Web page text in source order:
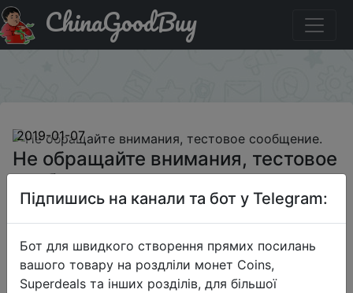
Промокод на знижку Xmas-wc Не обращайте
внимания, тестовое сообщение.
ChinaGoodBuy
2019-01-07
Не обращайте внимания, тестовое
сообщение.
$12.12
Підпишись на канали та бот у Telegram:
Бот для швидкого створення прямих посилань
вашого товару на роздліли монет Coins,
Superdeals та інших розділів, для більшої